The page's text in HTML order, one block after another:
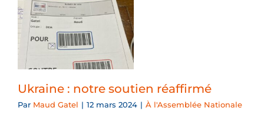
Ukraine : notre soutien réaffirmé
Par Maud Gatel | 12 mars 2024 | À l'Assemblée Nationale